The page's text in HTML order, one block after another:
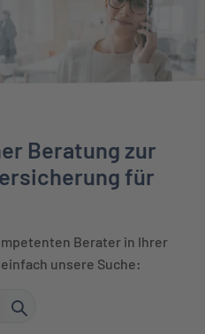
Beratung zur
für
Berater in Ihrer
unsere Suche: